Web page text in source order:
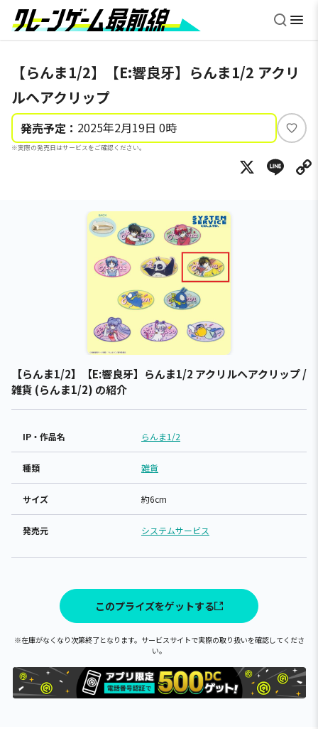
【らんま1/2】【E:響良牙】らんま1/2 アクリ
ルヘアクリップ
発売予定： 2025年2月19日 0時
※実際の発売日はサービスをご確認ください。
い
ね
X
【らんま1/2】【E:響良牙】らんま1/2 アクリルヘアクリップ /
雑貨 (らんま1/2) の紹介
IP・作品名 らんま1/2
種類 雑貨
サイズ 約6cm
発売元 システムサービス
このプライズをゲットする
※在庫がなくなり次第終了となります。サービスサイトで実際の取り扱いを確認してくださ
い。